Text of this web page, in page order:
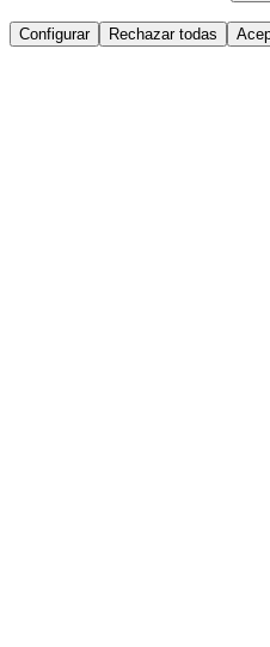
Configurar Rechazar todas